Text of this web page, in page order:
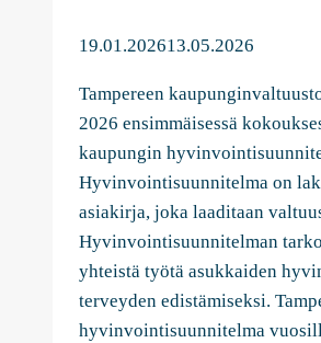
19.01.202613.05.2026
Tampereen
2026 ensimmäisessä
kaupungin
Hyvinvointisuunnitelma on
asiakirja, joka laaditaan
Hyvinvointisuunnitelman
yhteistä työtä asukkaiden
terveyden edistämiseksi.
hyvinvointisuunnitelma